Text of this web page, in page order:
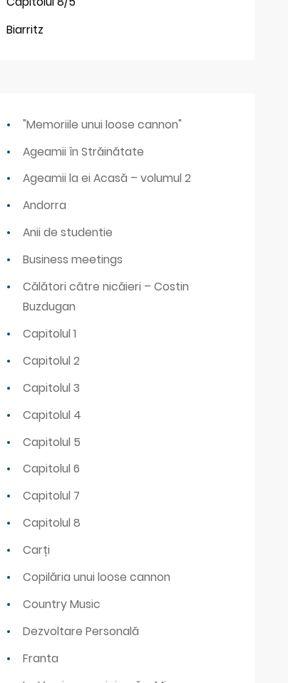
Biarritz
"Memoriile unui loose cannon"
Ageamii în Străinătate
Ageamii la ei Acasă – volumul 2
Andorra
Anii de studentie
Business meetings
Călători către nicăieri – Costin
Buzdugan
Capitolul 1
Capitolul 2
Capitolul 3
Capitolul 4
Capitolul 5
Capitolul 6
Capitolul 7
Capitolul 8
Carți
Copilăria unui loose cannon
Country Music
Dezvoltare Personală
Franta